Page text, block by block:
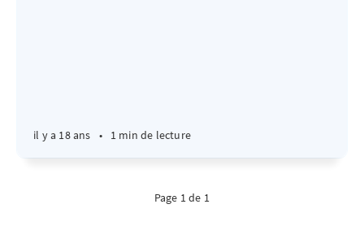
il y a 18 ans • 1 min de lecture
Page 1 de 1